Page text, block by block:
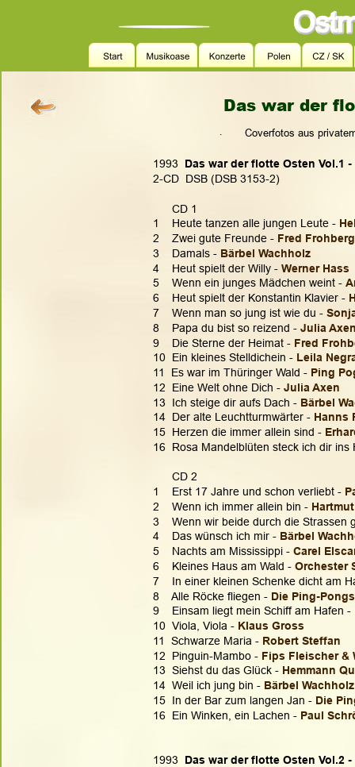
Das war der
.
Coverfotos aus
1993 Das war der flotte Osten Vol.1
2-CD  DSB (DSB 3153-2)
      CD 1
1    Heute tanzen alle jungen Leute -
2    Zwei gute Freunde - Fred Frohberg
3    Damals - Bärbel Wachholz
4    Heut spielt der Willy - Werner Hass
5    Wenn ein junges Mädchen weint -
6    Heut spielt der Konstantin Klavier -
7    Wenn man so jung ist wie du -
8    Papa du bist so reizend - Julia
9    Die Sterne der Heimat - Fred
10  Ein kleines Stelldichein - Leila
11  Es war im Thüringer Wald - Ping
12  Eine Welt ohne Dich - Julia Axen
13  Ich steige dir aufs Dach - Bärbel
14  Der alte Leuchtturmwärter - Hanns
15  Herzen die immer allein sind -
16  Rosa Mandelblüten steck ich dir
      CD 2
1    Erst 17 Jahre und schon verliebt -
2    Wenn ich immer allein bin -
3    Wenn wir beide durch die Strassen
4    Das wünsch ich mir - Bärbel
5    Nachts am Mississippi - Carel
6    Kleines Haus am Wald - Orchester
7    In einer kleinen Schenke dicht am
8    Alle Röcke fliegen - Die Ping-Pongs
9    Einsam liegt mein Schiff am Hafen -
10  Viola, Viola - Klaus Gross
11  Schwarze Maria - Robert Steffan
12  Pinguin-Mambo - Fips Fleischer &
13  Siehst du das Glück - Hemmann
14  Weil ich jung bin - Bärbel Wachholz
15  In der Bar zum langen Jan - Die
16  Ein Winken, ein Lachen - Paul
1993 Das war der flotte Osten Vol.2